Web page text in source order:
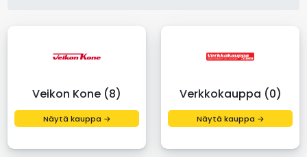
Veikon Kone (8)
Näytä kauppa →
Verkkokauppa (0)
Näytä kauppa →